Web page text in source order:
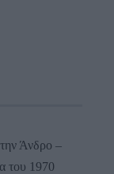
Άνδρο –
του 1970